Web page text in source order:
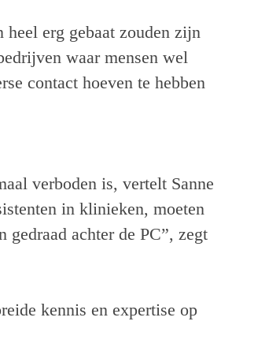
erg gebaat zouden zijn
waar mensen wel
contact hoeven te hebben
verboden is, vertelt Sanne
in klinieken, moeten
achter de PC”, zegt
kennis en expertise op